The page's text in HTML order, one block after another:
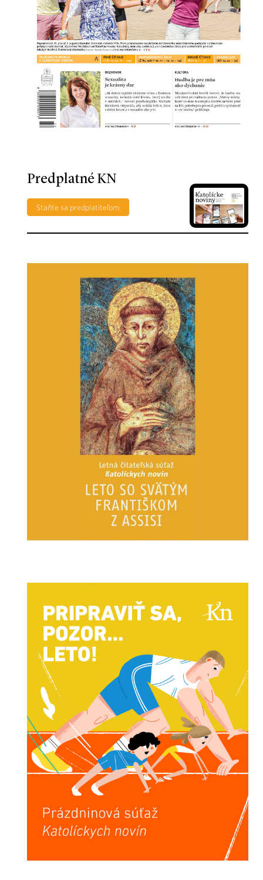
Predplatné KN
Staňte sa predplatiteľom